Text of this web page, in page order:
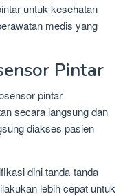
untuk kesehatan
medis yang
Pintar
pintar
secara langsung dan
diakses pasien
dini tanda-tanda
lebih cepat untuk